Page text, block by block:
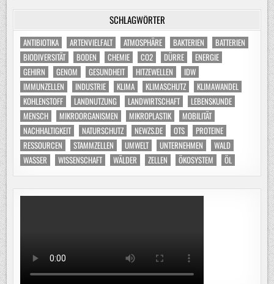
SCHLAGWÖRTER
ANTIBIOTIKA ARTENVIELFALT ATMOSPHÄRE BAKTERIEN
BATTERIEN
BIODIVERSITÄT
BODEN CHEMIE CO2 DÜRRE
ENERGIE
GEHIRN
GENOM GESUNDHEIT HITZEWELLEN
IDW
IMMUNZELLEN
INDUSTRIE KLIMA KLIMASCHUTZ
KLIMAWANDEL
KOHLENSTOFF
LANDNUTZUNG LANDWIRTSCHAFT
LEBENSKUNDE
MENSCH
MIKROORGANISMEN MIKROPLASTIK
MOBILITÄT
NACHHALTIGKEIT
NATURSCHUTZ NEWZS.DE OTS
PROTEINE
RESSOURCEN
STAMMZELLEN UMWELT UNTERNEHMEN
WALD
WASSER
WISSENSCHAFT WÄLDER ZELLEN ÖKOSYSTEM ÖL